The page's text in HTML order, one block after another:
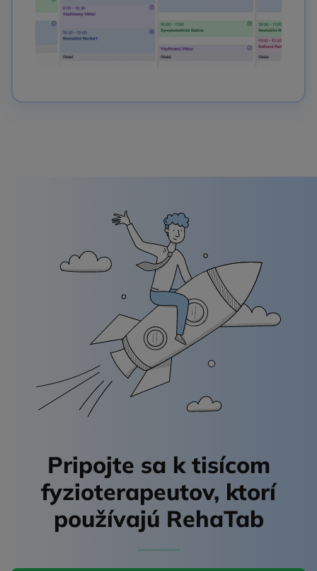
Pripojte sa k tisícom
fyzioterapeutov, ktorí
používajú RehaTab